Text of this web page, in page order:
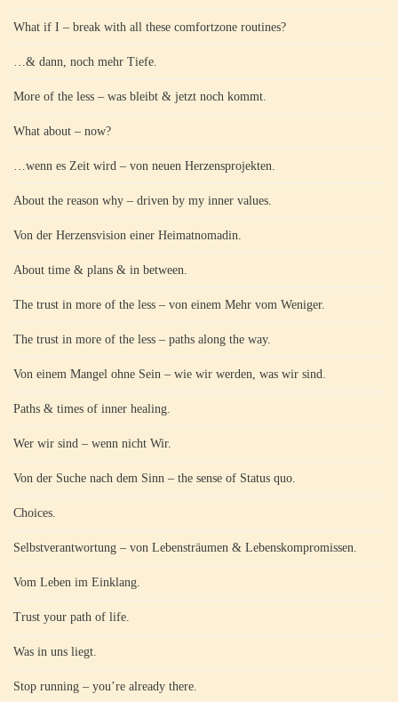
What if I – break with all these comfortzone routines?
…& dann, noch mehr Tiefe.
More of the less – was bleibt & jetzt noch kommt.
What about – now?
…wenn es Zeit wird – von neuen Herzensprojekten.
About the reason why – driven by my inner values.
Von der Herzensvision einer Heimatnomadin.
About time & plans & in between.
The trust in more of the less – von einem Mehr vom Weniger.
The trust in more of the less – paths along the way.
Von einem Mangel ohne Sein – wie wir werden, was wir sind.
Paths & times of inner healing.
Wer wir sind – wenn nicht Wir.
Von der Suche nach dem Sinn – the sense of Status quo.
Choices.
Selbstverantwortung – von Lebensträumen & Lebenskompromissen.
Vom Leben im Einklang.
Trust your path of life.
Was in uns liegt.
Stop running – you’re already there.